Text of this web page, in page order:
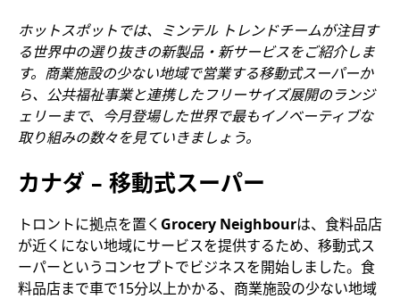
ホットスポットでは、ミンテル トレンドチームが注目す
る世界中の選り抜きの新製品・新サービスをご紹介しま
す。商業施設の少ない地域で営業する移動式スーパーか
ら、公共福祉事業と連携したフリーサイズ展開のランジ
ェリーまで、今月登場した世界で最もイノベーティブな
取り組みの数々を見ていきましょう。
カナダ – 移動式スーパー
トロントに拠点を置く Grocery Neighbourは、食料品店
が近くにない地域にサービスを提供するため、移動式ス
ーパーというコンセプトでビジネスを開始しました。食
料品店まで車で15分以上かかる、商業施設の少ない地域